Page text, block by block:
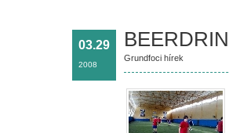
03.29
2008
Grundfoci hírek